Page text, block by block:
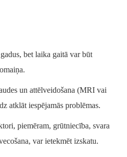
bet laika gaitā var būt
un attēlveidošana (MRI vai
atklāt iespējamās problēmas.
piemēram, grūtniecība, svara
var ietekmēt izskatu.